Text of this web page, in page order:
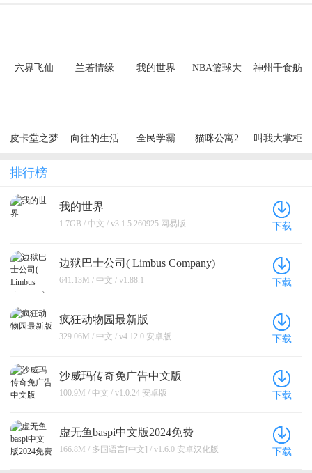
六界飞仙
兰若情缘
我的世界
NBA篮球大
神州千食舫
皮卡堂之梦
向往的生活 全民学霸 猫咪公寓2 叫我大掌柜
排行榜
我的世界
1.7GB / 中文 / v3.1.5.260925 网易版 下载
边狱巴士公司( Limbus Company)
641.13M / 中文 / v1.88.1 下载
疯狂动物园最新版
329.06M / 中文 / v4.12.0 安卓版 下载
沙威玛传奇免广告中文版
100.9M / 中文 / v1.0.24 安卓版 下载
虚无鱼baspi中文版2024免费
166.8M / 多国语言[中文] / v1.6.0 安卓汉化版 下载